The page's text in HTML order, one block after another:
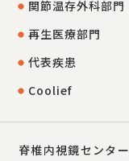
関節温存外科部門
再生医療部門
代表疾患
Coolief
脊椎内視鏡センター